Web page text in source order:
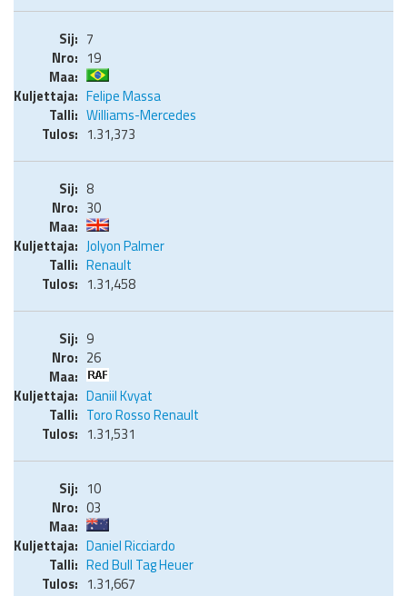
7
19
Felipe Massa
Williams-Mercedes
1.31,373
8
30
Jolyon Palmer
Renault
1.31,458
9
26
Daniil Kvyat
Toro Rosso Renault
1.31,531
10
03
Daniel Ricciardo
Red Bull Tag Heuer
1.31,667